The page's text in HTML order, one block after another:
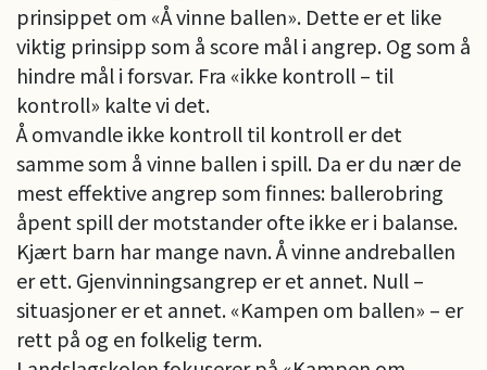
prinsippet om «Å vinne ballen». Dette er et like
viktig prinsipp som å score mål i angrep. Og som å
hindre mål i forsvar. Fra «ikke kontroll – til
kontroll» kalte vi det.
Å omvandle ikke kontroll til kontroll er det
samme som å vinne ballen i spill. Da er du nær de
mest effektive angrep som finnes: ballerobring
åpent spill der motstander ofte ikke er i balanse.
Kjært barn har mange navn. Å vinne andreballen
er ett. Gjenvinningsangrep er et annet. Null –
situasjoner er et annet. «Kampen om ballen» – er
rett på og en folkelig term.